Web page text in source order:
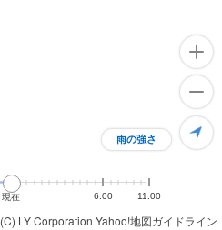
(C) LY Corporation Yahoo!地図ガイドライン
雨の強さ
現在 6:00 11:00